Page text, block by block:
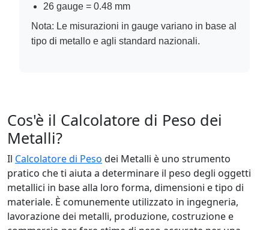
26 gauge = 0.48 mm
Nota: Le misurazioni in gauge variano in base al
tipo di metallo e agli standard nazionali.
Cos'è il Calcolatore di Peso dei
Metalli?
Il Calcolatore di Peso dei Metalli è uno strumento
pratico che ti aiuta a determinare il peso degli oggetti
metallici in base alla loro forma, dimensioni e tipo di
materiale. È comunemente utilizzato in ingegneria,
lavorazione dei metalli, produzione, costruzione e